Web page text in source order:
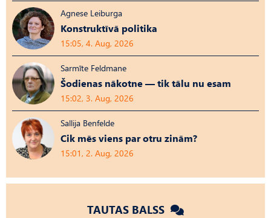
Agnese Leiburga
Konstruktīvā politika
15:05, 4. Aug, 2026
Sarmīte Feldmane
Šodienas nākotne — tik tālu nu esam
15:02, 3. Aug, 2026
Sallija Benfelde
Cik mēs viens par otru zinām?
15:01, 2. Aug, 2026
TAUTAS BALSS